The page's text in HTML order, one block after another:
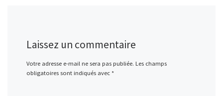
Laissez un commentaire
Votre adresse e-mail ne sera pas publiée. Les champs
obligatoires sont indiqués avec *